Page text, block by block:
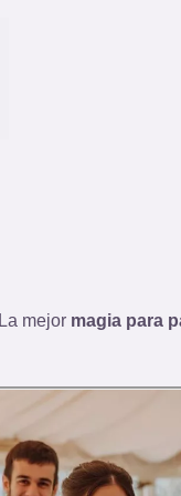
La mejor magia para